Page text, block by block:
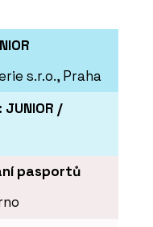
s.r.o., Praha
JUNIOR /
pasportů